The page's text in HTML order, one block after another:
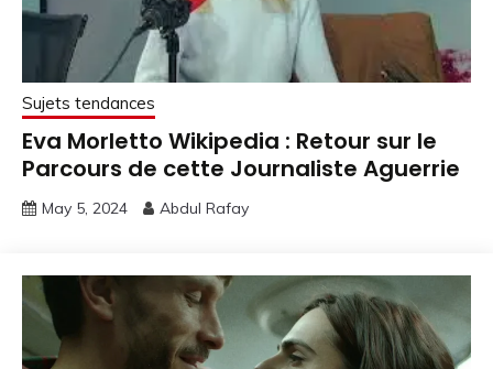
Sujets tendances
Eva Morletto Wikipedia : Retour sur le
Parcours de cette Journaliste Aguerrie
May 5, 2024 Abdul Rafay